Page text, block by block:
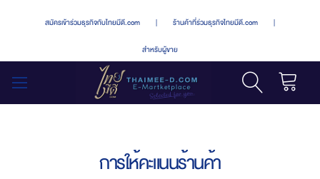
สมัครเข้าร่วมธุรกิจกับไทยมีดี.com | ร้านค้าที่ร่วมธุรกิจไทยมีดี.com |
สำหรับผู้ขาย
การให้คะแนนร้านค้า